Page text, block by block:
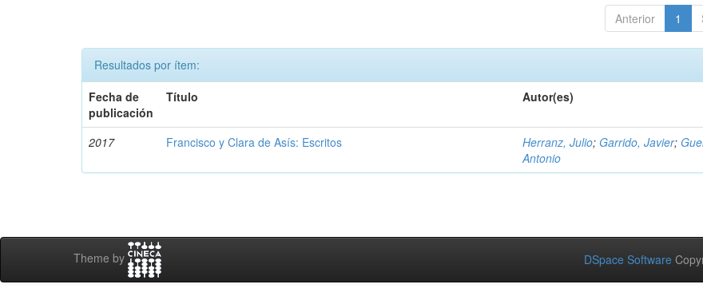
Anterior 1
Resultados por ítem:
Fecha de
publicación
Título Autor(es)
2017 Francisco y Clara de Asís: Escritos Herranz, Julio; Garrido, Javier;
Antonio
Theme by DSpace Software